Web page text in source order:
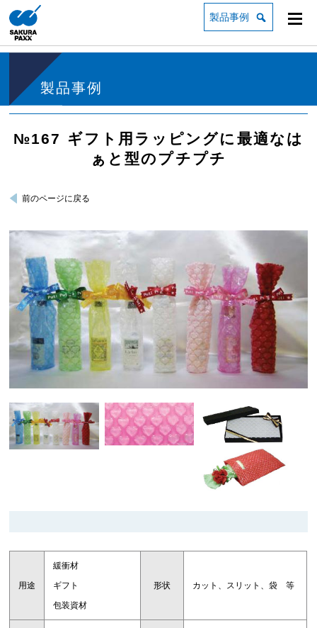
製品事例
製品事例
№167 ギフト用ラッピングに最適なは
ぁと型のプチプチ
前のページに戻る
用途
緩衝材
ギフト
包装資材
形状 カット、スリット、袋 等